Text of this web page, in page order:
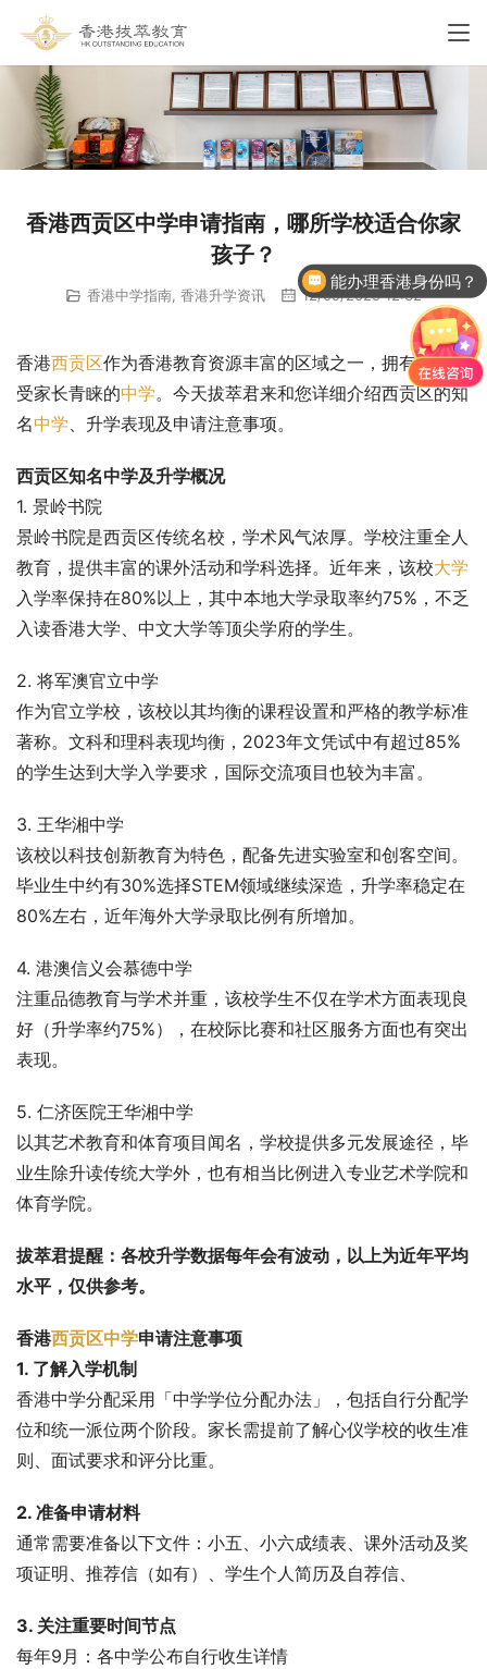
香港西贡区中学申请指南，哪所学校适合你家
孩子？
香港中学指南 香港升学资讯 12/09/2025 12:32
香港西贡区作为香港教育资源丰富的区域之一，拥有多所备
受家长青睐的中学。今天拔萃君来和您详细介绍西贡区的知
名中学、升学表现及申请注意事项。
西贡区知名中学及升学概况
1. 景岭书院
景岭书院是西贡区传统名校，学术风气浓厚。学校注重全人
教育，提供丰富的课外活动和学科选择。近年来，该校大学
入学率保持在80%以上，其中本地大学录取率约75%，不乏
入读香港大学、中文大学等顶尖学府的学生。
2. 将军澳官立中学
作为官立学校，该校以其均衡的课程设置和严格的教学标准
著称。文科和理科表现均衡，2023年文凭试中有超过85%
的学生达到大学入学要求，国际交流项目也较为丰富。
3. 王华湘中学
该校以科技创新教育为特色，配备先进实验室和创客空间。
毕业生中约有30%选择STEM领域继续深造，升学率稳定在
80%左右，近年海外大学录取比例有所增加。
4. 港澳信义会慕德中学
注重品德教育与学术并重，该校学生不仅在学术方面表现良
好（升学率约75%），在校际比赛和社区服务方面也有突出
表现。
5. 仁济医院王华湘中学
以其艺术教育和体育项目闻名，学校提供多元发展途径，毕
业生除升读传统大学外，也有相当比例进入专业艺术学院和
体育学院。
拔萃君提醒：各校升学数据每年会有波动，以上为近年平均
水平，仅供参考。
香港西贡区中学申请注意事项
1. 了解入学机制
香港中学分配采用「中学学位分配办法」，包括自行分配学
位和统一派位两个阶段。家长需提前了解心仪学校的收生准
则、面试要求和评分比重。
2. 准备申请材料
通常需要准备以下文件：小五、小六成绩表、课外活动及奖
项证明、推荐信（如有）、学生个人简历及自荐信、
3. 关注重要时间节点
每年9月：各中学公布自行收生详情
能办理香港身份吗？